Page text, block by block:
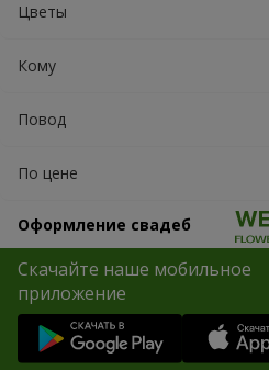
Цветы
Кому
Повод
По цене
Оформление свадеб
Скачайте наше мобильное
приложение